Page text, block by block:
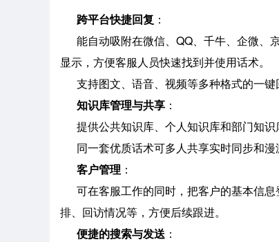
跨平台快捷回复 ：
能自动吸附在微信、QQ、千牛、企微、
显示，方便客服人员快速找到并使用话术。
支持图文、语音、视频等多种格式的一键
知识库管理与共享 ：
提供公共知识库、个人知识库和部门知识
同一套优质话术可多人共享实时同步和漫
客户管理 ：
可在客服工作的同时，把客户的基本信息
排、回访情况等，方便后续跟进。
便捷的搜索与发送 ：